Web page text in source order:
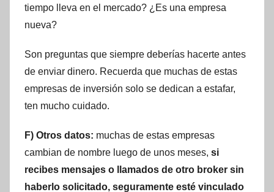
tiempo lleva en el mercado? ¿Es una empresa
nueva?
Son preguntas que siempre deberías hacerte antes
de enviar dinero. Recuerda que muchas de estas
empresas de inversión solo se dedican a estafar,
ten mucho cuidado.
F) Otros datos: muchas de estas empresas
cambian de nombre luego de unos meses, si
recibes mensajes o llamados de otro broker sin
haberlo solicitado, seguramente esté vinculado